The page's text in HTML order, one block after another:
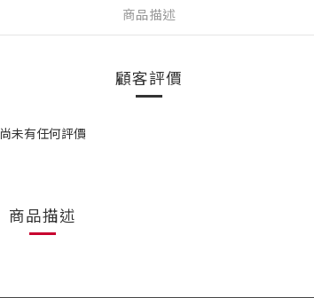
商品描述
顧客評價
尚未有任何評價
商品描述